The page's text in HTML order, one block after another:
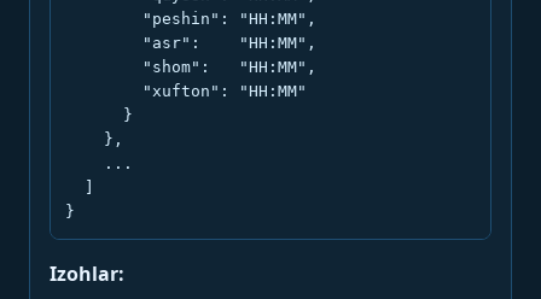
        "peshin": "HH:MM",
        "asr":    "HH:MM",
        "shom":   "HH:MM",
        "xufton": "HH:MM"
      }
    },
    ...
}
Izohlar: